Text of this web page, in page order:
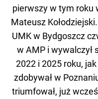
pierwszy w tym roku
Mateusz
UMK w Bydgoszcz
w AMP i wywalczył
2022 i 2025 roku,
zdobywał w
triumfował, już